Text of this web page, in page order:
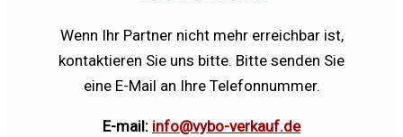
Wenn Ihr Partner nicht mehr erreichbar ist,
kontaktieren Sie uns bitte. Bitte senden Sie
eine E-Mail an Ihre Telefonnummer.
E-mail: info@vybo-verkauf.de